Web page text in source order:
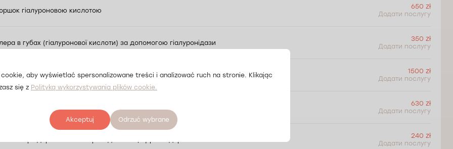
гіалуроновою кислотою
650 zł
Додати послугу
в губах (гіалуронової кислоти) за допомогою гіалуронідази
350 zł
Додати послугу
пахв ботулотоксином
1500 zł
Додати послугу
630 zł
Додати послугу
240 zł
Додати послугу
cookie, aby wyświetlać spersonalizowane treści i analizować ruch na stronie. Klikając
się z Polityką wykorzystywania plików cookie.
Akceptuj Odrzuć wybrane